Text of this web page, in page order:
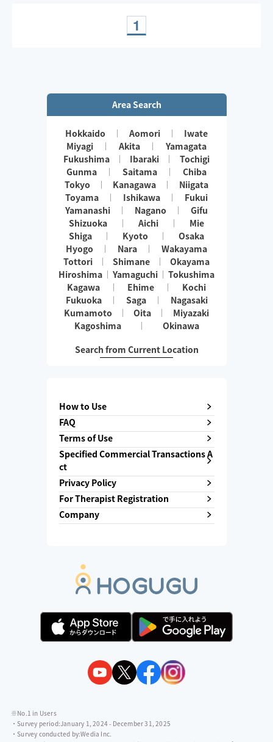
伺えない事もございますので
1
Area Search
Hokkaido Aomori
Iwate
Miyagi
Akita
Yamagata
Fukushima
Ibaraki
Tochigi
Gunma
Saitama
Chiba
Tokyo
Kanagawa
Niigata
Toyama
Ishikawa
Fukui
Yamanashi
Nagano
Gifu
Shizuoka
Aichi
Mie
Shiga
Kyoto
Osaka
Hyogo
Nara
Wakayama
Tottori
Shimane
Okayama
Hiroshima
Yamaguchi
Tokushima
Kagawa
Ehime
Kochi
Fukuoka
Saga
Nagasaki
Kumamoto
Oita
Miyazaki
Kagoshima
Okinawa
Search from Current Location
How to Use
FAQ
Terms of Use
Specified Commercial Transactions A
ct
Privacy Policy
For Therapist Registration
Company
※No.1 in Users
・Survey period:January 1, 2024 - December 31, 2025
・Survey conducted by:Wedia Inc.